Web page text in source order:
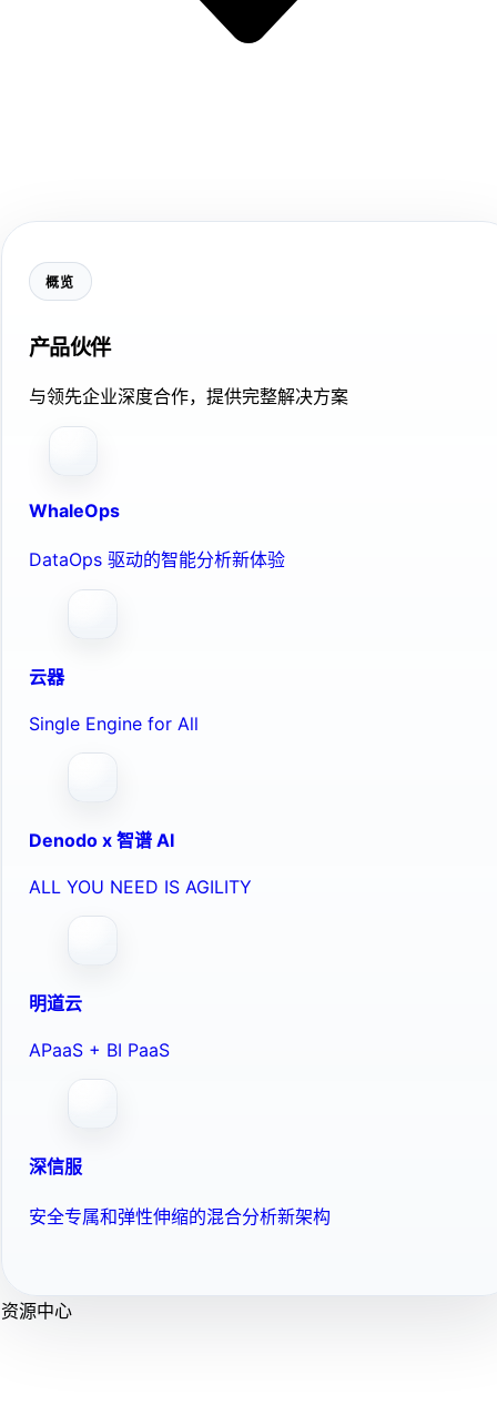
概览
产品伙伴
与领先企业深度合作，提供完整解决方案
WhaleOps
DataOps 驱动的智能分析新体验
云器
Single Engine for All
Denodo x 智谱 AI
ALL YOU NEED IS AGILITY
明道云
APaaS + BI PaaS
深信服
安全专属和弹性伸缩的混合分析新架构
资源中心